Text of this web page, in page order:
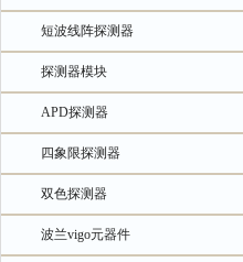
短波线阵探测器
探测器模块
APD探测器
四象限探测器
双色探测器
波兰vigo元器件